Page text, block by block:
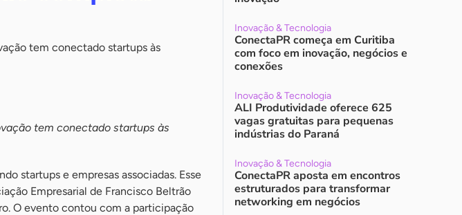
tem conectado startups às
tem conectado startups às
startups e empresas associadas. Esse
Empresarial de Francisco Beltrão
O evento contou com a participação
Inovação & Tecnologia
ConectaPR começa em Curitiba
com foco em inovação, negócios e
conexões
Inovação & Tecnologia
ALI Produtividade oferece 625
vagas gratuitas para pequenas
indústrias do Paraná
Inovação & Tecnologia
ConectaPR aposta em encontros
estruturados para transformar
networking em negócios